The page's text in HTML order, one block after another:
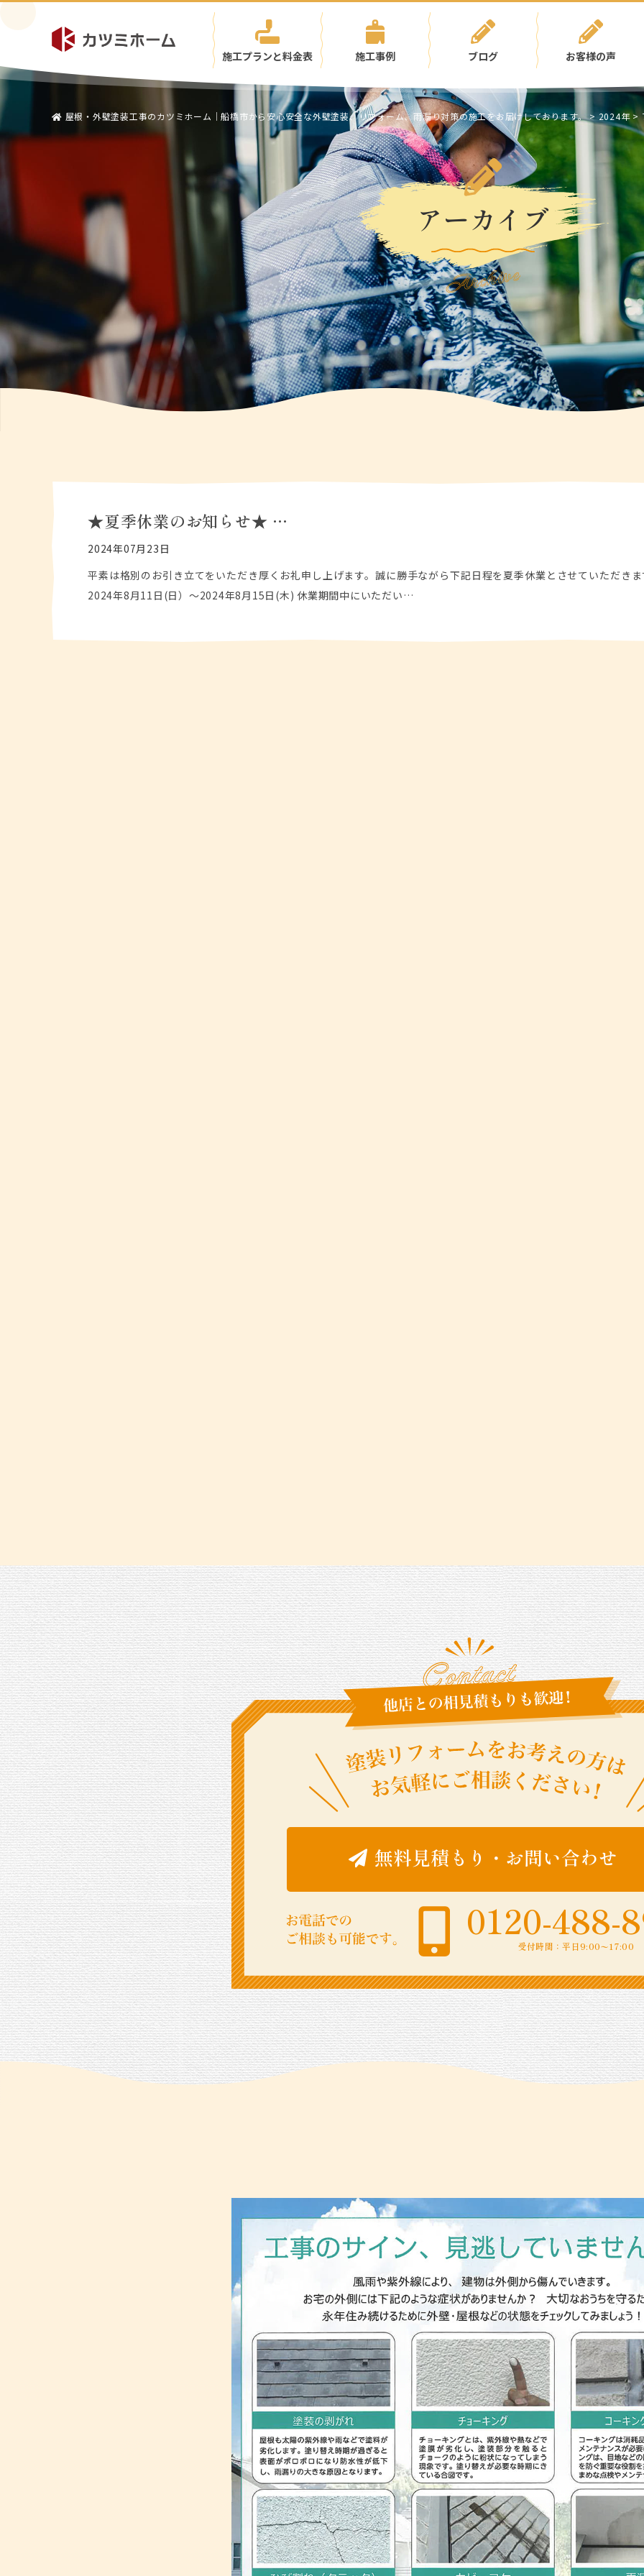
施工プランと料金表 施工事例 ブログ お客様の声
屋根・外壁塗装工事のカツミホーム｜船橋市から安心安全な外壁塗装、リフォーム、雨漏り対策の施工をお届けしております。 >2024年>
アーカイブ
Archive
★夏季休業のお知らせ★ …
2024年07月23日
平素は格別のお引き立てをいただき厚くお礼申し上げます。誠に勝手ながら下記日程を夏季休業とさせていただき
2024年8月11日(日）～2024年8月15日(木) 休業期間中にいただい…
無料見積もり ・ お問い合わせ
0120-488-
受付時間：平日9:00〜17:00